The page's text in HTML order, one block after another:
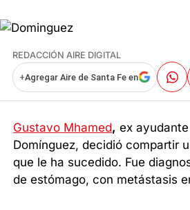
REDACCIÓN AIRE DIGITAL
+Agregar Aire de Santa Fe en
Gustavo Mhamed, ex
Domínguez, decidió compartir
que le ha sucedido. Fue
de estómago, con metástasis